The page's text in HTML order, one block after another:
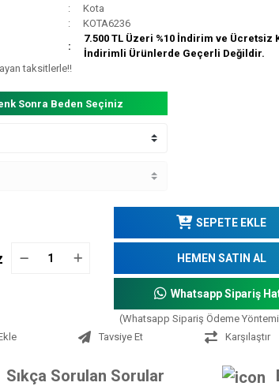
Kota
KOTA6236
7.500 TL Üzeri %10 İndirim ve Ücretsiz
İndirimli Ürünlerde Geçerli Değildir.
taksitlerle!!
Sonra Beden Seçiniz
SEPETE EKLE
HEMEN SATIN AL
Whatsapp Sipariş
(Whatsapp Sipariş Ödeme
Tavsiye Et
Karşılaştır
Sıkça Sorulan Sorular